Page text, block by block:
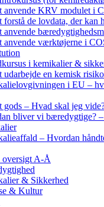
anvende KRV modulet i
de lovdata, der kan
anvende værktøjerne i
i kemikalier &
udarbejde en kemisk
i EU –
gods – Hvad skal jeg
bliver vi bæredygtige?
– Hvordan
oversigt A-Å
& Sikkerhed
& Kultur